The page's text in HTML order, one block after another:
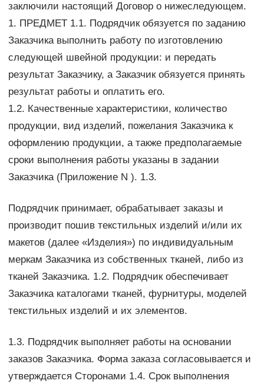
заключили настоящий Договор о нижеследующем.
1. ПРЕДМЕТ 1.1. Подрядчик обязуется по заданию
Заказчика выполнить работу по изготовлению
следующей швейной продукции: и передать
результат Заказчику, а Заказчик обязуется принять
результат работы и оплатить его.
1.2. Качественные характеристики, количество
продукции, вид изделий, пожелания Заказчика к
оформлению продукции, а также предполагаемые
сроки выполнения работы указаны в задании
Заказчика (Приложение N ). 1.3.
Подрядчик принимает, обрабатывает заказы и
производит пошив текстильных изделий и/или их
макетов (далее «Изделия») по индивидуальным
меркам Заказчика из собственных тканей, либо из
тканей Заказчика. 1.2. Подрядчик обеспечивает
Заказчика каталогами тканей, фурнитуры, моделей
текстильных изделий и их элементов.
1.3. Подрядчик выполняет работы на основании
заказов Заказчика. Форма заказа согласовывается и
утверждается Сторонами 1.4. Срок выполнения